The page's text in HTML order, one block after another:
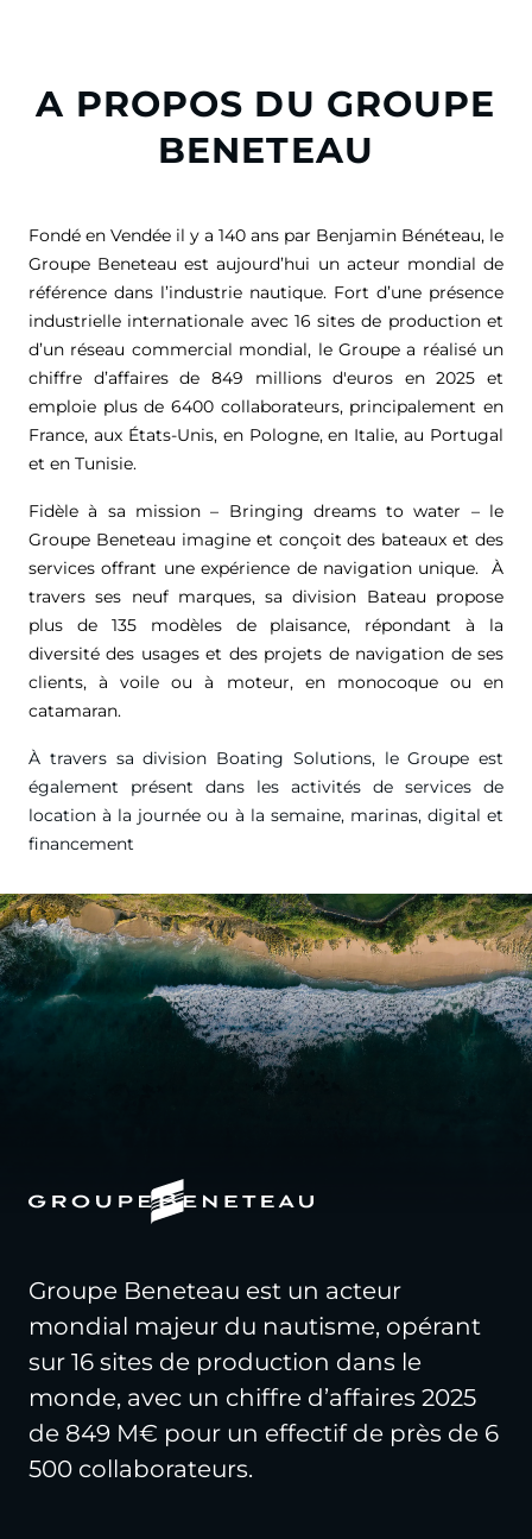
A PROPOS DU GROUPE
BENETEAU
Fondé en Vendée il y a 140 ans par Benjamin Bénéteau, le
Groupe Beneteau est aujourd’hui un acteur mondial de
référence dans l’industrie nautique. Fort d’une présence
industrielle internationale avec 16 sites de production et
d’un réseau commercial mondial, le Groupe a réalisé un
chiffre d’affaires de 849 millions d'euros en 2025 et
emploie plus de 6400 collaborateurs, principalement en
France, aux États-Unis, en Pologne, en Italie, au Portugal
et en Tunisie.
Fidèle à sa mission – Bringing dreams to water – le
Groupe Beneteau imagine et conçoit des bateaux et des
services offrant une expérience de navigation unique. À
travers ses neuf marques, sa division Bateau propose
plus de 135 modèles de plaisance, répondant à la
diversité des usages et des projets de navigation de ses
clients, à voile ou à moteur, en monocoque ou en
catamaran.
À travers sa division Boating Solutions, le Groupe est
également présent dans les activités de services de
location à la journée ou à la semaine, marinas, digital et
financement
Groupe Beneteau est un acteur
mondial majeur du nautisme, opérant
sur 16 sites de production dans le
monde, avec un chiffre d’affaires 2025
de 849 M€ pour un effectif de près de 6
500 collaborateurs.